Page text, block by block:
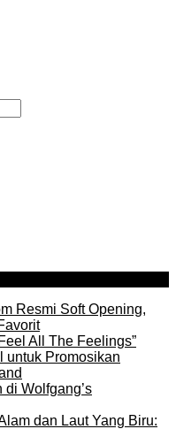
Resmi Soft Opening,
All The Feelings”
untuk Promosikan
Wolfgang’s
dan Laut Yang Biru: